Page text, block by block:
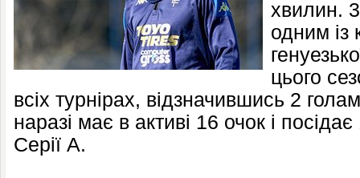
хвилин.
одним із
цього
всіх турнірах, відзначившись 2
наразі має в активі 16 очок і
Серії А.